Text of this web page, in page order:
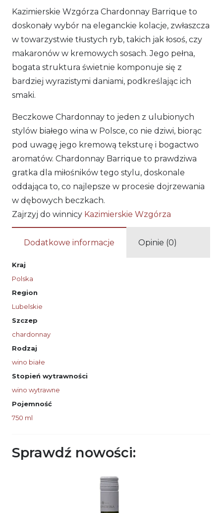
Kazimierskie Wzgórza Chardonnay Barrique to
doskonały wybór na eleganckie kolacje, zwłaszcza
w towarzystwie tłustych ryb, takich jak łosoś, czy
makaronów w kremowych sosach. Jego pełna,
bogata struktura świetnie komponuje się z
bardziej wyrazistymi daniami, podkreślając ich
smaki.
Beczkowe Chardonnay to jeden z ulubionych
stylów białego wina w Polsce, co nie dziwi, biorąc
pod uwagę jego kremową teksturę i bogactwo
aromatów. Chardonnay Barrique to prawdziwa
gratka dla miłośników tego stylu, doskonale
oddająca to, co najlepsze w procesie dojrzewania
w dębowych beczkach.
Zajrzyj do winnicy Kazimierskie Wzgórza
Dodatkowe informacje Opinie (0)
Kraj
Polska
Region
Lubelskie
Szczep
chardonnay
Rodzaj
wino białe
Stopień wytrawności
wino wytrawne
Pojemność
750 ml
Sprawdź nowości: